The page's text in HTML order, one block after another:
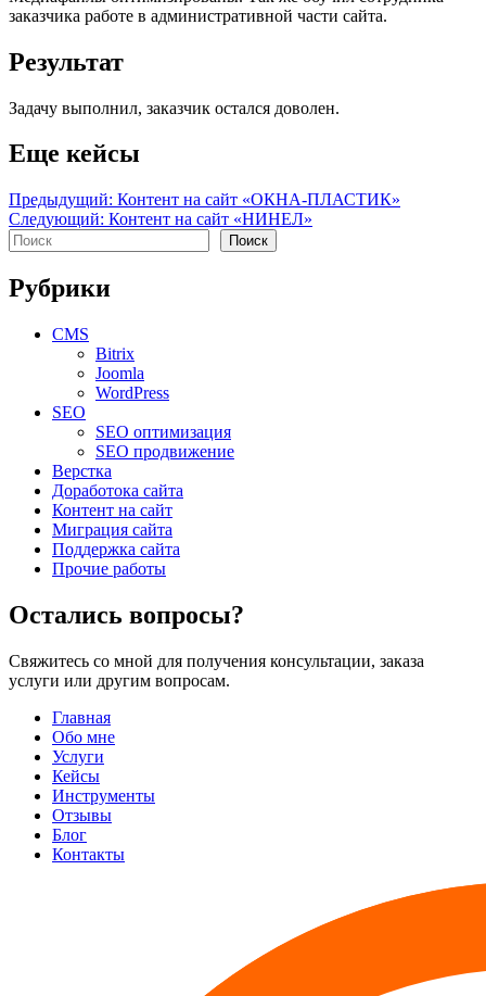
заказчика работе в административной части сайта.
Результат
Задачу выполнил, заказчик остался доволен.
Еще кейсы
Навигация
по
Предыдущий: Контент на сайт «ОКНА-ПЛАСТИК»
Следующий: Контент на сайт «НИНЕЛ»
Поиск
Поиск
Рубрики
CMS
Bitrix
Joomla
WordPress
SEO
SEO оптимизация
SEO продвижение
Верстка
Доработока сайта
Контент на сайт
Миграция сайта
Поддержка сайта
Прочие работы
Остались вопросы?
Свяжитесь со мной для получения консультации, заказа
услуги или другим вопросам.
Главная
Обо мне
Услуги
Кейсы
Инструменты
Отзывы
Блог
Контакты